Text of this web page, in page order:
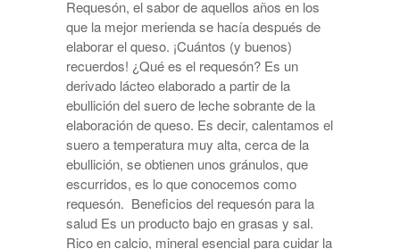
Requesón, el sabor de aquellos años en los
que la mejor merienda se hacía después de
elaborar el queso. ¡Cuántos (y buenos)
recuerdos! ¿Qué es el requesón? Es un
derivado lácteo elaborado a partir de la
ebullición del suero de leche sobrante de la
elaboración de queso. Es decir, calentamos el
suero a temperatura muy alta, cerca de la
ebullición, se obtienen unos gránulos, que
escurridos, es lo que conocemos como
requesón. Beneficios del requesón para la
salud Es un producto bajo en grasas y sal.
Rico en calcio, mineral esencial para cuidar la